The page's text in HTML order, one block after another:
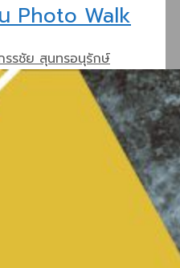
Photo Walk
รรชัย สุนทรอนุรักษ์